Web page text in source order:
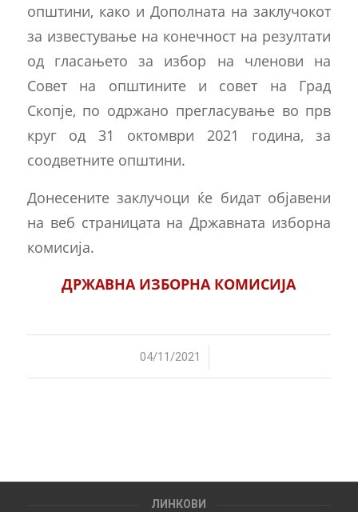
општини, како и Дополната на заклучокот
за известување на конечност на резултати
од гласањето за избор на членови на
Совет на општините и совет на Град
Скопје, по одржано прегласување во прв
круг од 31 октомври 2021 година, за
соодветните општини.
Донесените заклучоци ќе бидат објавени
на веб страницата на Државната изборна
комисија.
ДРЖАВНА ИЗБОРНА КОМИСИЈА
04/11/2021
/
ЛИНКОВИ